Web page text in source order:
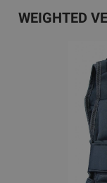
WEIGHTED